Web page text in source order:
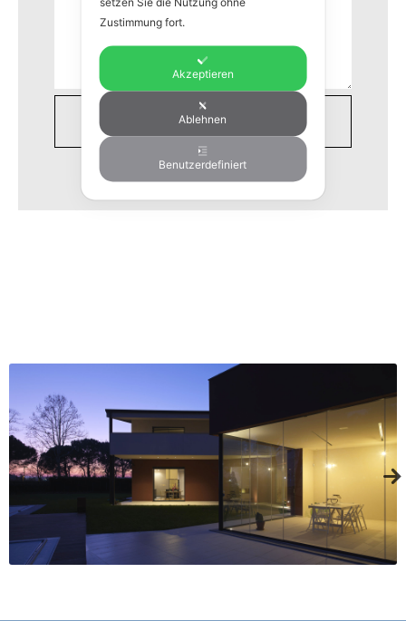
Zustimmung fort.
Akzeptieren
Ablehnen
Benutzerdefiniert